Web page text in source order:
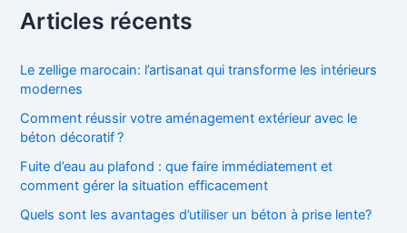
h
e
c
h
r
:
Articles récents
Le zellige marocain: l’artisanat qui transforme les intérieurs
modernes
Comment réussir votre aménagement extérieur avec le
béton décoratif ?
Fuite d’eau au plafond : que faire immédiatement et
comment gérer la situation efficacement
Quels sont les avantages d’utiliser un béton à prise lente?